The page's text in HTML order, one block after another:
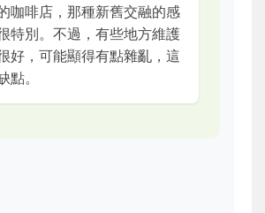
咖啡店，那種新舊交融的感
特別。不過，有些地方維護
好，可能顯得有點雜亂，這
點。